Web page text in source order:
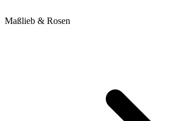
Maßlieb & Rosen